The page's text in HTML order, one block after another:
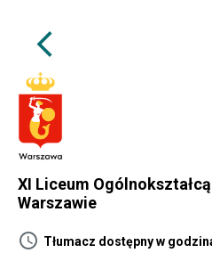
arrow_back_ios
XI Liceum
Warszawie
schedule Tłumacz dostępny w